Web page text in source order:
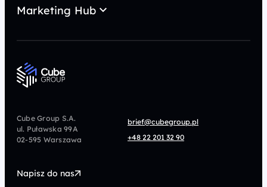
GEO
Direct Marketing
CRO
Programmatic
Marketing Automation
Design
Marketing Hub
Newsy
Podcast
Cube Group S.A.
ul. Puławska 99A
02-595 Warszawa
brief@cubegroup.pl
+48 22 201 32 90
Napisz do nas